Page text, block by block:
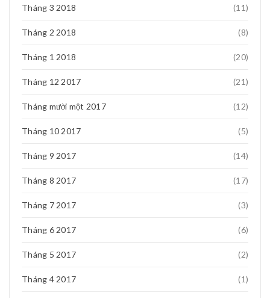
Tháng 3 2018 (11)
Tháng 2 2018 (8)
Tháng 1 2018 (20)
Tháng 12 2017 (21)
Tháng mười một 2017 (12)
Tháng 10 2017 (5)
Tháng 9 2017 (14)
Tháng 8 2017 (17)
Tháng 7 2017 (3)
Tháng 6 2017 (6)
Tháng 5 2017 (2)
Tháng 4 2017 (1)